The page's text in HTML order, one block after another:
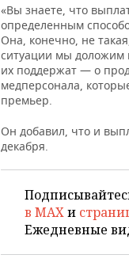
«Вы знаете, что
определенным
Она, конечно, не
ситуации мы доложим
их поддержат — о
медперсонала,
премьер.
Он добавил, что и
декабря.
в MAXи
Ежедневные